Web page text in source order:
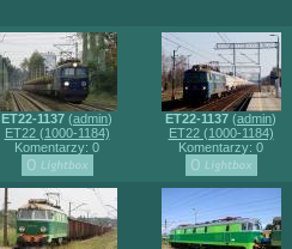
ET22-1137 (admin)
ET22 (1000-1184)
Komentarzy: 0
ET22-1137 (admin)
ET22 (1000-1184)
Komentarzy: 0